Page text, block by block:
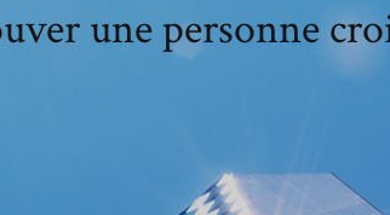
une personne